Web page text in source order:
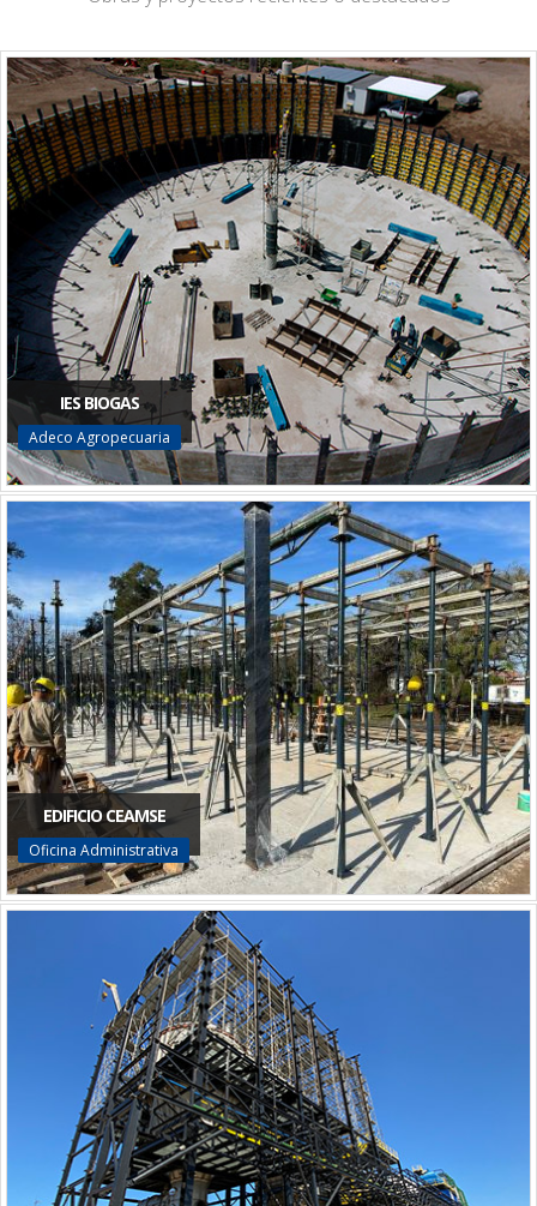
IES BIOGAS
Adeco Agropecuaria
EDIFICIO CEAMSE
Oficina Administrativa